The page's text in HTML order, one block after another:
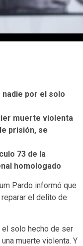
por el solo
muerte violenta
prisión, se
73 de la
homologado
Pardo informó que
el delito de
el solo hecho de ser
muerte violenta. Y